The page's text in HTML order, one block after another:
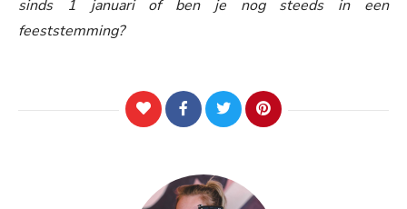
sinds 1 januari of ben je nog steeds in een
feeststemming?